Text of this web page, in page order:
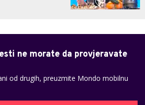
ne morate da provjeravate
od drugih, preuzmite Mondo mobilnu